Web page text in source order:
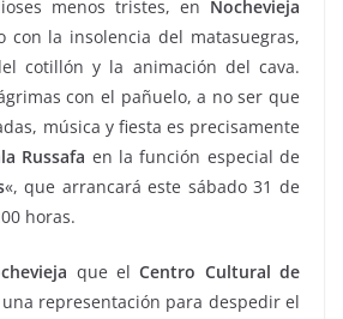
menos tristes, en Nochevieja
con la insolencia del matasuegras,
cotillón y la animación del cava.
con el pañuelo, a no ser que
música y fiesta es precisamente
Russafa en la función especial de
«, que arrancará este sábado 31 de
horas.
que elCentro Cultural de
representación para despedir el